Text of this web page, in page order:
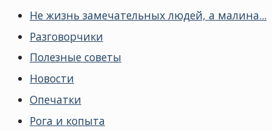
Не жизнь замечательных людей, а малина...
Разговорчики
Полезные советы
Новости
Опечатки
Рога и копыта